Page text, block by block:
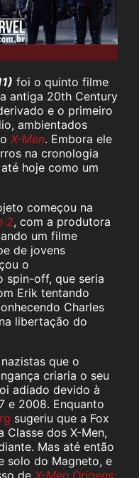
foi o quinto filme
antiga 20th Century
e o primeiro
ambientados
X-Men. Embora ele
na cronologia
hoje como um
começou na
2, com a produtora
um filme
de jovens
o
spin-off, que seria
Erik tentando
Charles
libertação do
que o
criaria o seu
adiado devido à
e 2008. Enquanto
sugeriu que a Fox
Classe dos X-Men,
Mas até então
solo do Magneto, e